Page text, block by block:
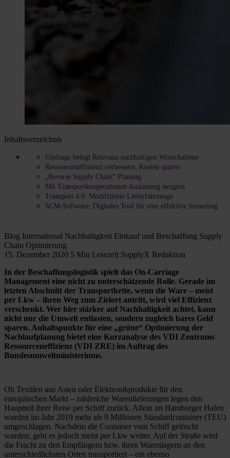
Inhaltsverzeichnis
Umfrage belegt Relevanz nachhaltigen Wirtschaftens
Ressourceneffizienz verbessern, Kosten sparen
„Reverse Supply Chain“ Planung
Mit Transportkooperationen Auslastung steigern
Transport 4.0: Modifizierte Lieferfahrzeuge
SCM-Software: Digitales Tool für eine effektive Steuerung
Blog International Nachhaltigkeit Einkauf und Beschaffung Supply
Chain Optimierung
15. Dezember 2020 5 Min Lesezeit SupplyX Redaktion
In der Beschaffungslogistik spielt das On-Carriage
Management eine nicht zu unterschätzende Rolle. Gerade im
letzten Abschnitt der Transportkette, wenn die Ware – meist
per Lkw – ihren Weg zum Zielort antritt, wird viel Effizienz
verschenkt. Wer hier stärker auf Nachhaltigkeit achtet, kann
nicht nur die Umwelt entlasten, sondern zugleich bares Geld
sparen. Anhaltspunkte für eine „grüne“ Optimierung der
Nachlaufplanung bietet eine Kurzanalyse des VDI Zentrums
Ressourceneffizienz (VDI ZRE) im Auftrag des
Bundesumweltministeriums.
Ob Textilen aus Asien oder Elektronikprodukte für den
europäischen Markt – zahlreiche Warenlieferungen legen den
Hauptteil ihrer Reise per Schiff zurück. Allein im Hamburger Hafen
wurden im Jahr 2019 mehr als 9 Millionen Standardcontainer (TEU)
umgeschlagen. Nachdem die Container vom Schiff gelöscht
wurden, geht es jedoch meist per Lkw weiter. Auf der Straße wird
die Fracht zu den Empfängern bzw. ihren Warenlagern an den
unterschiedlichsten Orten transportiert – ein ebenso